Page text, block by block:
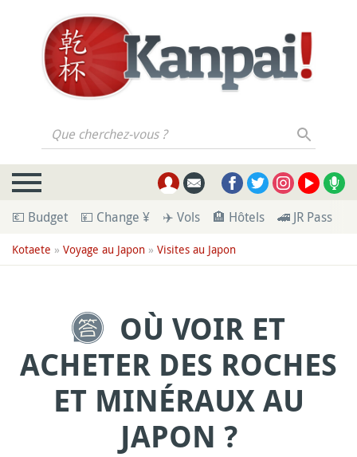
Que cherchez-vous ?
💶 Budget 💴 Change ¥ ✈️ Vols 🏨 Hôtels 🚄 JR Pass
Kotaete » Voyage au Japon » Visites au Japon
OÙ VOIR ET
ACHETER DES ROCHES
ET MINÉRAUX AU
JAPON ?